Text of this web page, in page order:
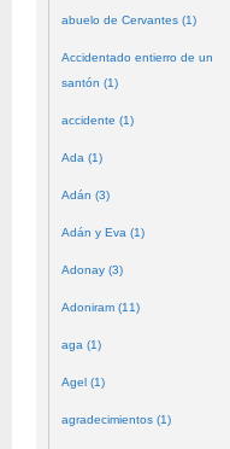
abuelo de Cervantes (1)
Accidentado entierro de un
santón (1)
accidente (1)
Ada (1)
Adán (3)
Adán y Eva (1)
Adonay (3)
Adoniram (11)
aga (1)
Agel (1)
agradecimientos (1)